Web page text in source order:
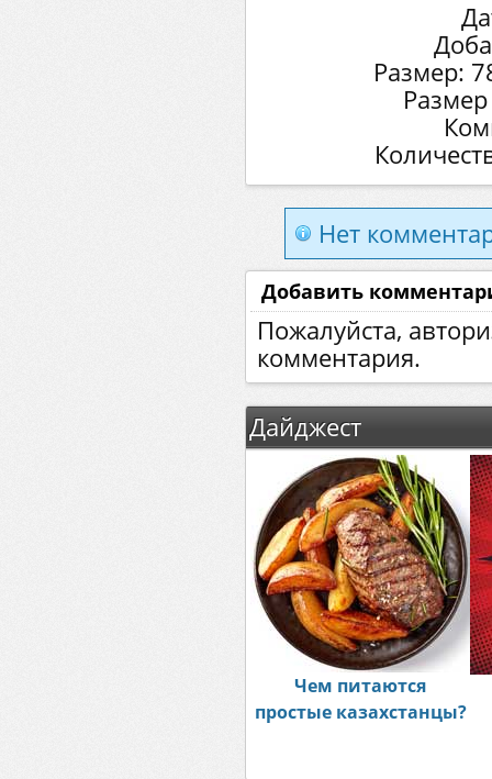
Размер:
Нет
Добавить
Пожалуйста,
комментария.
Дайджест
Чем питаются
простые казахстанцы?